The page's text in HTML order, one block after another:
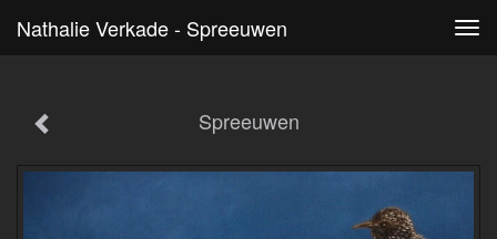
Nathalie Verkade - Spreeuwen
Spreeuwen